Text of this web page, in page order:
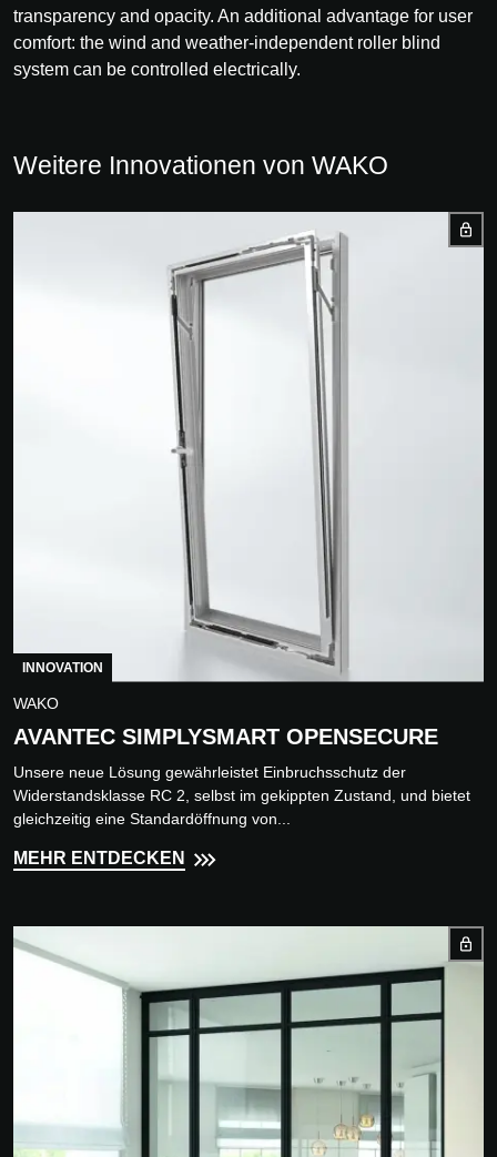
transparency and opacity. An additional advantage for user
comfort: the wind and weather-independent roller blind
system can be controlled electrically.
Weitere Innovationen von WAKO
INNOVATION
WAKO
AVANTEC SIMPLYSMART OPENSECURE
Unsere neue Lösung gewährleistet Einbruchsschutz der
Widerstandsklasse RC 2, selbst im gekippten Zustand, und bietet
gleichzeitig eine Standardöffnung von...
MEHR ENTDECKEN